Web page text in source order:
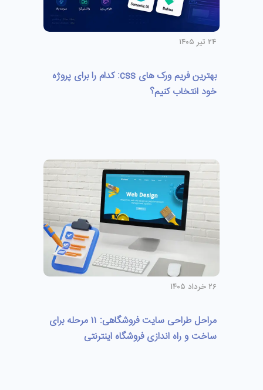
۲۴ تیر ۱۴۰۵
بهترین فریم ورک های css: کدام را برای پروژه
خود انتخاب کنیم؟
۲۶ خرداد ۱۴۰۵
مراحل طراحی سایت فروشگاهی: ۱۱ مرحله برای
ساخت و راه اندازی فروشگاه اینترنتی